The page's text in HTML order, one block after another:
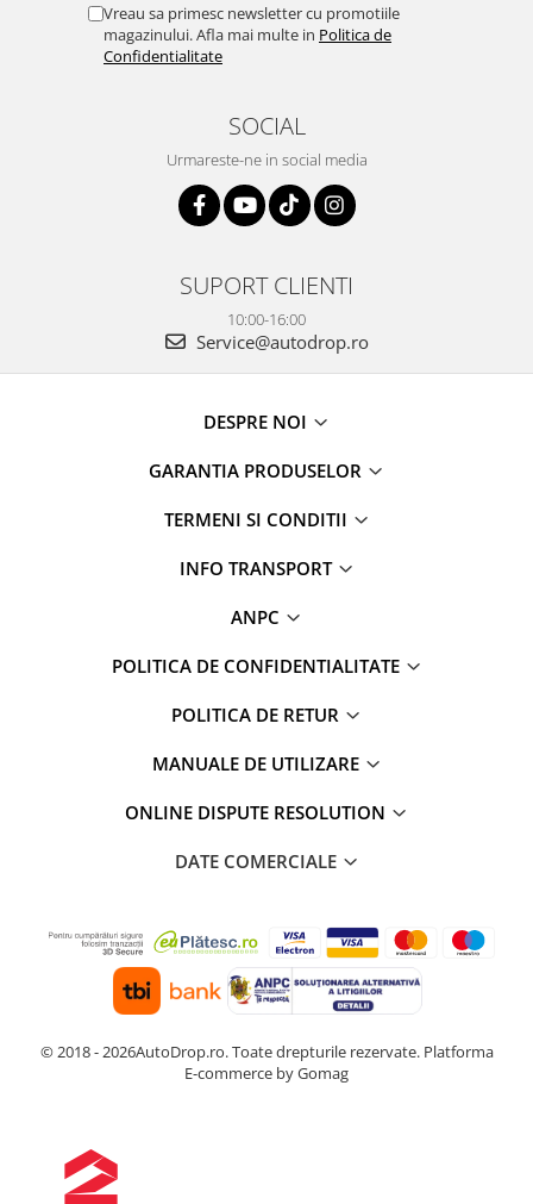
Vreau sa primesc newsletter cu promotiile
magazinului. Afla mai multe in Politica de
Confidentialitate
SOCIAL
Urmareste-ne in social media
SUPORT CLIENTI
10:00-16:00
Service@autodrop.ro
DESPRE NOI
GARANTIA PRODUSELOR
TERMENI SI CONDITII
INFO TRANSPORT
ANPC
POLITICA DE CONFIDENTIALITATE
POLITICA DE RETUR
MANUALE DE UTILIZARE
ONLINE DISPUTE RESOLUTION
DATE COMERCIALE
© 2018 - 2026AutoDrop.ro. Toate drepturile rezervate. Platforma
E-commerce by Gomag